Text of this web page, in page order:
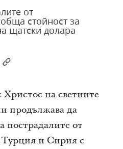
от
стойност за
щатски долара
на светиите
продължава да
пострадалите от
Турция и Сирия с